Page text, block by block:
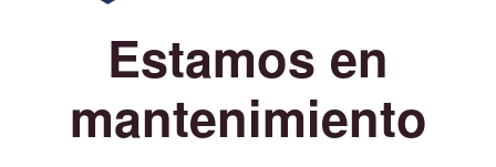
Estamos en
mantenimiento